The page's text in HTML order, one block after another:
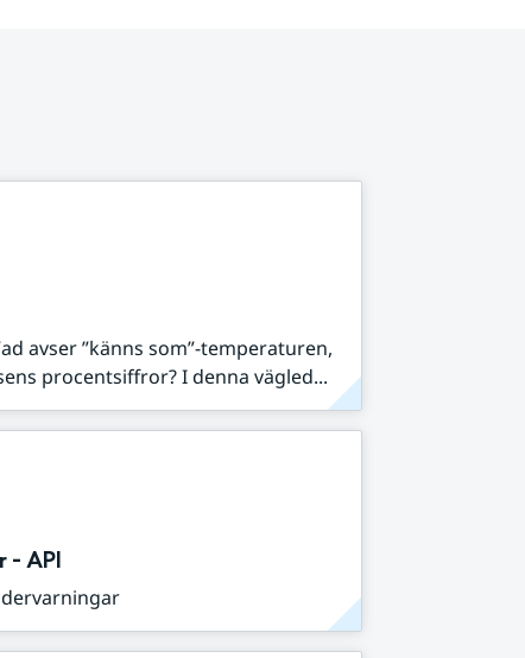
avser ”känns som”-temperaturen,
procentsiffror? I denna vägled...
- API